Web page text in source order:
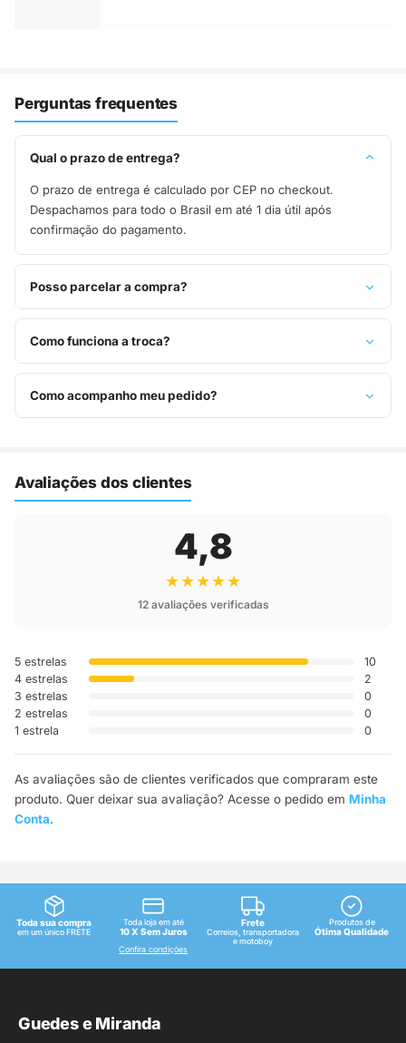
Perguntas frequentes
Qual o prazo de entrega?
O prazo de entrega é calculado por CEP no checkout.
Despachamos para todo o Brasil em até 1 dia útil após
confirmação do pagamento.
Posso parcelar a compra?
Sim, parcelamos em até 10x sem juros no cartão de crédito,
ou pague à vista no Pix com 8% de desconto.
Como funciona a troca?
Você tem 7 dias após o recebimento para solicitar troca.
Basta entrar em contato pelo WhatsApp ou e-mail.
Como acompanho meu pedido?
Avaliações dos clientes
4,8
★★★★★
12 avaliações verificadas
5 estrelas
10
4 estrelas
2
3 estrelas
0
2 estrelas
0
1 estrela
0
As avaliações são de clientes verificados que compraram este
produto. Quer deixar sua avaliação? Acesse o pedido em Minha
Conta.
Toda sua compra
em um único FRETE
Toda loja em até
10 X Sem Juros
Confira condições
Frete
Correios, transportadora
e motoboy
Produtos de
Ótima Qualidade
Guedes e Miranda